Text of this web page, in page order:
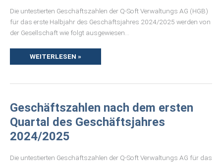
Die untestierten Geschäftszahlen der Q-Soft Verwaltungs AG (HGB)
für das erste Halbjahr des Geschäftsjahres 2024/2025 werden von
der Gesellschaft wie folgt ausgewiesen…
WEITERLESEN »
Geschäftszahlen nach dem ersten
Quartal des Geschäftsjahres
2024/2025
Die untestierten Geschäftszahlen der Q-Soft Verwaltungs AG für das
GESCHÄFTSZAHLEN
NACH
DEM
ERSTEN
DES
GESCHÄFTSJAHRES